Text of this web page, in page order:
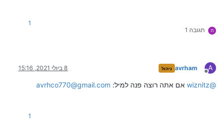
ה תגובה 1
1
A
מנותק
avrham ניהול 8 ביולי 2021, 15:16
@
wiznitz אם אתה רוצה פנה למיל: avrhco770@gmail.com
1